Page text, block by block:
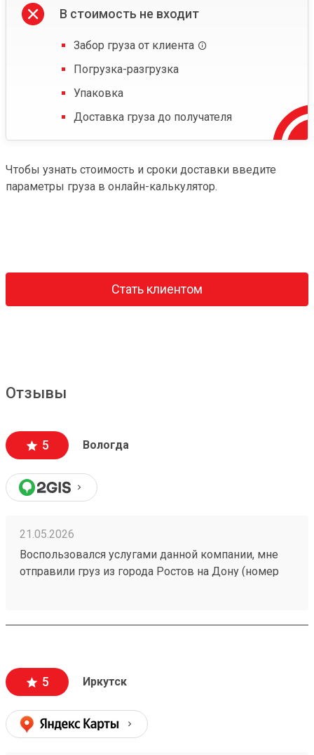
В стоимость не входит
Забор груза от клиента
Погрузка-разгрузка
Упаковка
Доставка груза до получателя
Чтобы узнать стоимость и сроки доставки введите
параметры груза в онлайн-калькулятор.
Стать клиентом
Отзывы
5 Вологда
21.05.2026
Воспользовался услугами данной компании, мне
отправили груз из города Ростов на Дону (номер
Спасибо компании за такую оперативность.
5 Иркутск